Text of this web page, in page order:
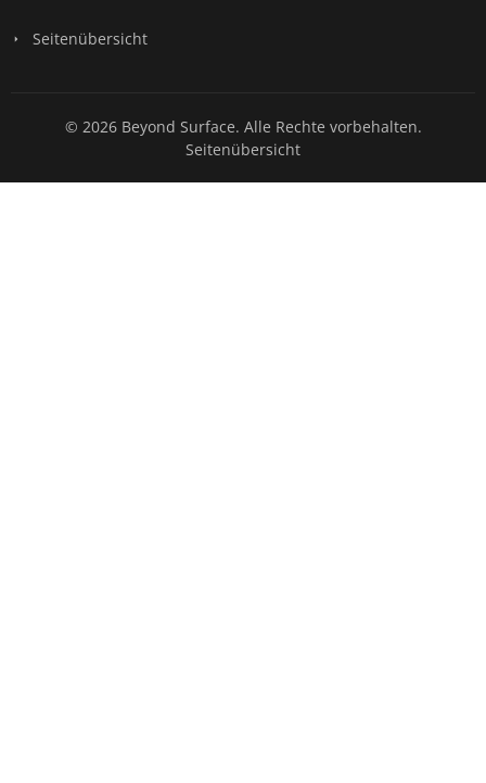
Seitenübersicht
© 2026 Beyond Surface. Alle Rechte vorbehalten.
Seitenübersicht